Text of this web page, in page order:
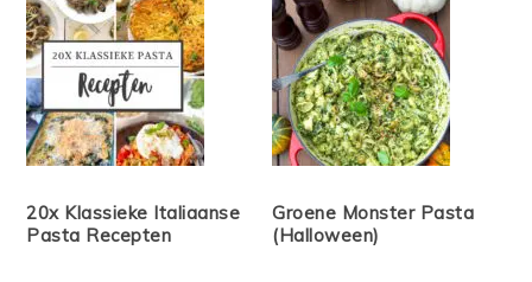
20x Klassieke Italiaanse
Pasta Recepten
Groene Monster Pasta
(Halloween)